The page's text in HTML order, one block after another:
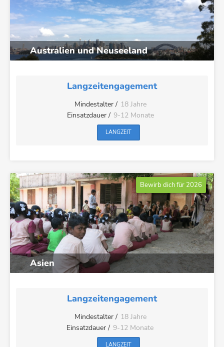
Australien und Neuseeland
Langzeitengagement
Mindestalter / 18 Jahre
Einsatzdauer / 9-12 Monate
LANGZEIT
Asien
Bewirb dich für 2026
Langzeitengagement
Mindestalter / 18 Jahre
Einsatzdauer / 9-12 Monate
LANGZEIT